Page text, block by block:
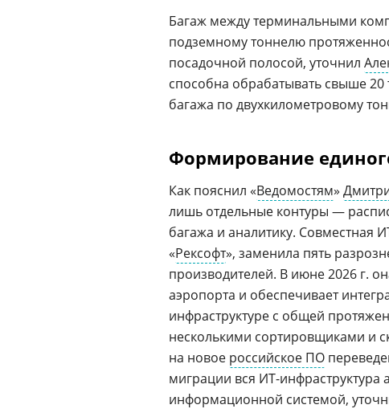
Багаж между терминальными
подземному тоннелю
посадочной полосой, уточнил
способна обрабатывать свыше 20
багажа по двухкилометровому
Формирование
Как пояснил «Ведомостям»
лишь отдельные контуры —
багажа и аналитику. Совместная
«Рексофт», заменила пять
производителей. В июне 2026 г.
аэропорта и обеспечивает
инфраструктуре с общей
несколькими сортировщиками и
на новое российское ПО
миграции вся ИТ-инфраструктура
информационной системой,